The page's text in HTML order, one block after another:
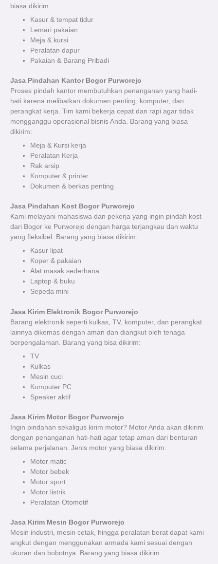
biasa dikirim:
Kasur & tempat tidur
Lemari pakaian
Meja & kursi
Peralatan dapur
Pakaian & Barang Pribadi
Jasa Pindahan Kantor Bogor Purworejo
Proses pindah kantor membutuhkan penanganan yang hadi-
hati karena melibatkan dokumen penting, komputer, dan
perangkat kerja. Tim kami bekerja cepat dan rapi agar tidak
mengganggu operasional bisnis Anda. Barang yang biasa
dikirim:
Meja & Kursi kerja
Peralatan Kerja
Rak arsip
Komputer & printer
Dokumen & berkas penting
Jasa Pindahan Kost Bogor Purworejo
Kami melayani mahasiswa dan pekerja yang ingin pindah kost
dari Bogor ke Purworejo dengan harga terjangkau dan waktu
yang fleksibel. Barang yang biasa dikirim:
Kasur lipat
Koper & pakaian
Alat masak sederhana
Laptop & buku
Sepeda mini
Jasa Kirim Elektronik Bogor Purworejo
Barang elektronik seperti kulkas, TV, komputer, dan perangkat
lainnya dikemas dengan aman dan diangkut oleh tenaga
berpengalaman.
Barang yang bisa dikirim:
TV
Kulkas
Mesin cuci
Komputer PC
Speaker aktif
Jasa Kirim Motor Bogor Purworejo
Ingin pindahan sekaligus kirim motor? Motor Anda akan dikirim
dengan penanganan hati-hati agar tetap aman dari benturan
selama perjalanan.Jenis motor yang biasa dikirim:
Motor matic
Motor bebek
Motor sport
Motor listrik
Peralatan Otomotif
Jasa Kirim Mesin Bogor Purworejo
Mesin industri, mesin cetak, hingga peralatan berat dapat kami
angkut dengan menggunakan armada kami sesuai dengan
ukuran dan bobotnya. Barang yang biasa dikirim: